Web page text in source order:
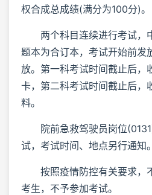
权合成总成绩(满分为100分)。
两个科目连续进行考试，
题本为合订本，考试开始前发
放。第一科考试时间截止后，
卡，第二科考试时间截止后，
料。
院前急救驾驶员岗位
试，考试时间、地点另行通知。
按照疫情防控有关要求，
考生，不予参加考试。